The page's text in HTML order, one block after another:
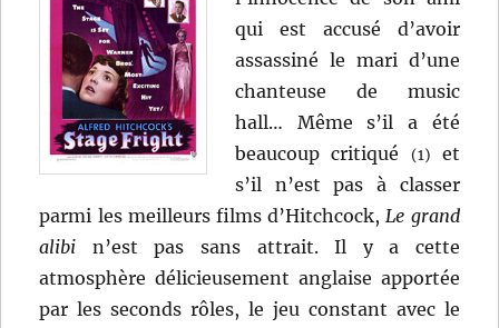
qui est accusé d’avoir
assassiné le mari d’une
chanteuse de music
hall… Même s’il a été
beaucoup critiqué
(1)
et
s’il n’est pas à classer
parmi les meilleurs films d’Hitchcock,Le grand
alibi n’est pas sans attrait. Il y a cette
atmosphère délicieusement anglaise apportée
par les seconds rôles, le jeu constant avec le